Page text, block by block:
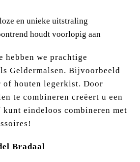
en unieke uitstraling
houdt voorlopig aan
hebben we prachtige
Geldermalsen. Bijvoorbeeld
of houten legerkist. Door
te combineren creëert u een
eindeloos combineren met
Bradaal